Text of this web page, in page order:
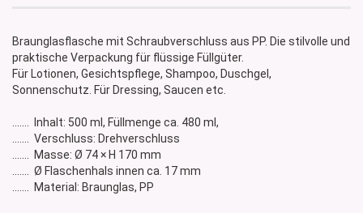
Braunglasflasche mit Schraubverschluss aus PP. Die stilvolle und
praktische Verpackung für flüssige Füllgüter.
Für Lotionen, Gesichtspflege, Shampoo, Duschgel,
Sonnenschutz. Für Dressing, Saucen etc.
....... Inhalt: 500 ml, Füllmenge ca. 480 ml,
....... Verschluss: Drehverschluss
....... Masse: Ø 74 × H 170 mm
....... Ø Flaschenhals innen ca. 17 mm
....... Material: Braunglas, PP